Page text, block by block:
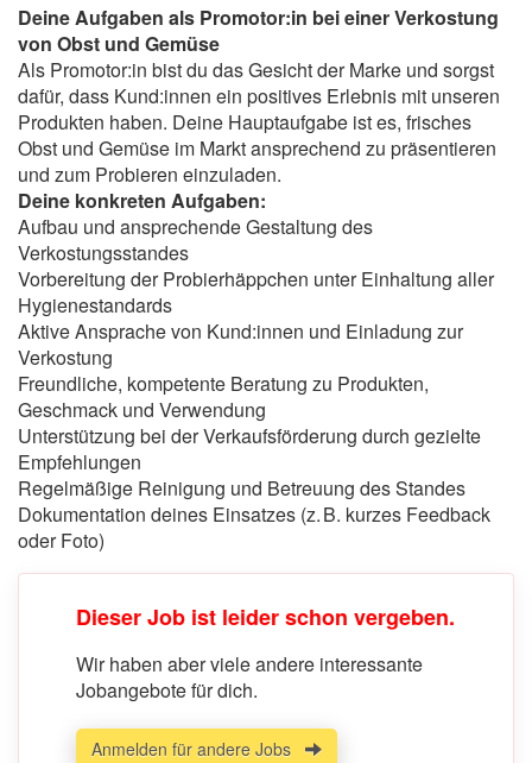
Deine Aufgaben als Promotor:in bei einer Verkostung
von Obst und Gemüse
Als Promotor:in bist du das Gesicht der Marke und sorgst
dafür, dass Kund:innen ein positives Erlebnis mit unseren
Produkten haben. Deine Hauptaufgabe ist es, frisches
Obst und Gemüse im Markt ansprechend zu präsentieren
und zum Probieren einzuladen.
Deine konkreten Aufgaben:
Aufbau und ansprechende Gestaltung des
Verkostungsstandes
Vorbereitung der Probierhäppchen unter Einhaltung aller
Hygienestandards
Aktive Ansprache von Kund:innen und Einladung zur
Verkostung
Freundliche, kompetente Beratung zu Produkten,
Geschmack und Verwendung
Unterstützung bei der Verkaufsförderung durch gezielte
Empfehlungen
Regelmäßige Reinigung und Betreuung des Standes
Dokumentation deines Einsatzes (z. B. kurzes Feedback
oder Foto)
Dieser Job ist leider schon vergeben.
Wir haben aber viele andere interessante
Jobangebote für dich.
Anmelden für andere Jobs